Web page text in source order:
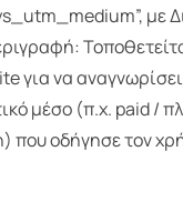
με
για να
μέσο (π.χ. paid /
που οδήγησε τον